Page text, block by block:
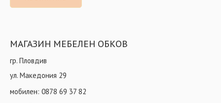
МАГАЗИН МЕБЕЛЕН ОБКОВ
гр. Пловдив
ул. Македония 29
мобилен: 0878 69 37 82